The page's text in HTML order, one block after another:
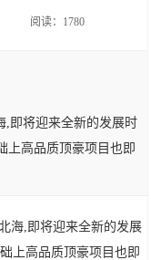
阅读：1780
,即将迎来全新的发展时
上高品质顶豪项目也即
海,即将迎来全新的发展
上高品质顶豪项目也即